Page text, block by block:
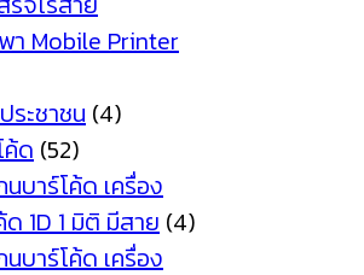
Mobile Printer
ระชาชน (4)
ค้ด (52)
บาร์โค้ด เครื่อง
1D 1 มิติ มีสาย (4)
บาร์โค้ด เครื่อง